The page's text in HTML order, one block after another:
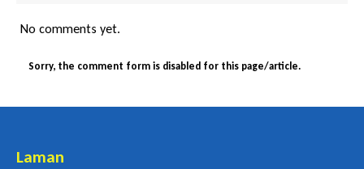
No comments yet.
Sorry, the comment form is disabled for this page/article.
Laman